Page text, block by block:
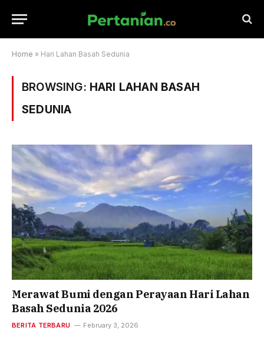
Home » Hari Lahan Basah Sedunia
BROWSING: HARI LAHAN BASAH
SEDUNIA
Merawat Bumi dengan Perayaan Hari Lahan
Basah Sedunia 2026
BERITA TERBARU February 3, 2026